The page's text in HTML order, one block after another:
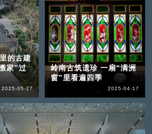
的古建
家”过
2025-05-27
岭南古筑遗珍 一扇“满洲
窗”里看遍四季
2025-04-17